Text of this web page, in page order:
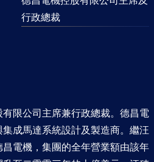
行政總裁
限公司主席兼行政總裁。德昌電
成馬達系統設計及製造商。繼汪
電機，集團的全年營業額由該年